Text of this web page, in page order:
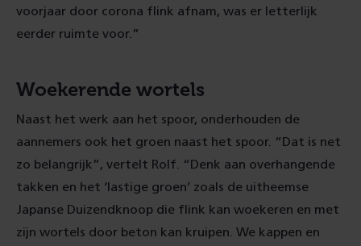
voorjaar door corona flink afnam, was er letterlijk
eerder ruimte voor.”
Woekerende wortels
Naast het werk aan het spoor, onderhouden de
aannemers ook het groen naast het spoor. “Dat is net
zo belangrijk”, vertelt Rolf. “Denk aan overhangende
takken en het ‘lastige groen’ zoals de uitheemse
Japanse Duizendknoop die flink kan woekeren en met
zijn wortels door beton kan kruipen. We kappen en